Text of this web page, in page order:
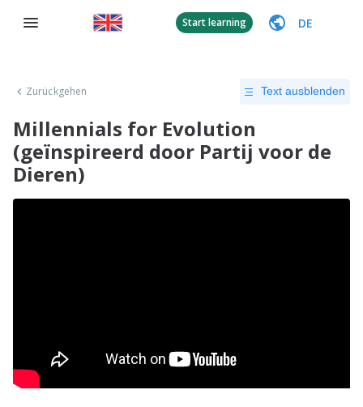
Start learning DE
Zurückgehen Text ausblenden
Millennials for Evolution
(geïnspireerd door Partij voor de
Dieren)